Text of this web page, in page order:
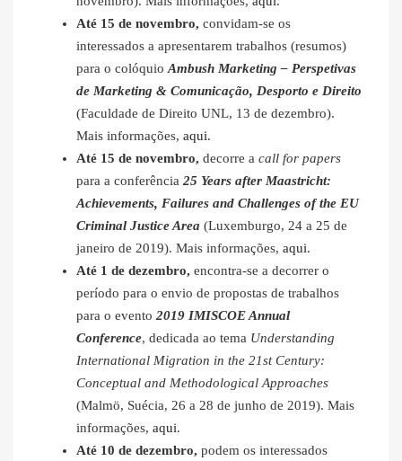
Até 15 de novembro, convidam-se os
interessados a apresentarem trabalhos (resumos)
para o colóquioAmbush Marketing – Perspetivas
de Marketing & Comunicação, Desporto e Direito
(Faculdade de Direito UNL, 13 de dezembro).
Mais informações, aqui.
Até 15 de novembro, decorre a call for papers
para a conferência 25 Years after Maastricht:
Achievements, Failures and Challenges of the EU
Criminal Justice Area (Luxemburgo, 24 a 25 de
janeiro de 2019). Mais informações, aqui.
Até 1 de dezembro, encontra-se a decorrer o
período para o envio de propostas de trabalhos
para o evento 2019 IMISCOE Annual
Conference, dedicada ao tema Understanding
International Migration in the 21st Century:
Conceptual and Methodological Approaches
(Malmö, Suécia, 26 a 28 de junho de 2019). Mais
informações, aqui.
Até 10 de dezembro, podem os interessados